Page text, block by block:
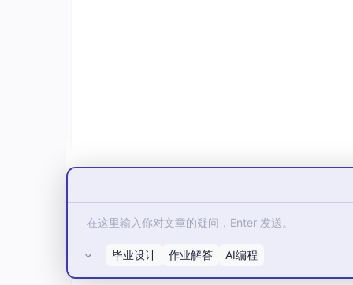
多Agent协作：用LangGraph或CrewAI实
所有评论(0)
毕业设计 作业解答 AI编程